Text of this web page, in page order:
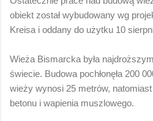
obiekt został wybudowany wg
Kreisa i oddany do użytku 10
Wieża Bismarcka była
świecie. Budowa pochłonęła 200
wieży wynosi 25 metrów,
betonu i wapienia muszlowego.